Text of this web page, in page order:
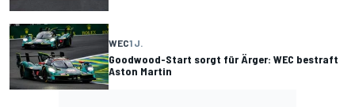
WEC1 J.
Goodwood-Start sorgt für Ärger: WEC bestraft
Aston Martin